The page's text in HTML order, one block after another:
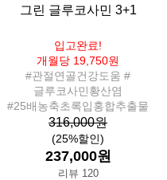
그린 글루코사민 3+1
입고완료!
개월당 19,750원
#관절연골건강도움 #
글루코사민황산염
#25배농축초록입홍합추출물
316,000원
(25%할인)
237,000원
리뷰 120